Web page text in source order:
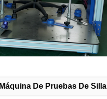
Máquina De Pruebas De Silla